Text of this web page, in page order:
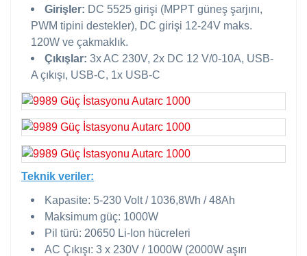
Girişler: DC 5525 girişi (MPPT güneş şarjını,
PWM tipini destekler), DC girişi 12-24V maks.
120W ve çakmaklık.
Çıkışlar: 3x AC 230V, 2x DC 12 V/0-10A, USB-
A çıkışı, USB-C, 1x USB-C
Teknik veriler:
Kapasite: 5-230 Volt / 1036,8Wh / 48Ah
Maksimum güç: 1000W
Pil türü: 20650 Li-Ion hücreleri
AC Çıkışı: 3 x 230V / 1000W (2000W aşırı